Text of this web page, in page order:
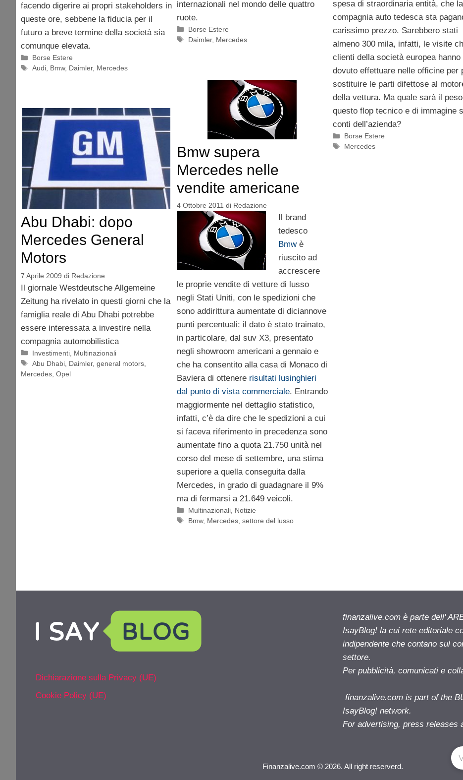
facendo digerire ai propri stakeholders in
queste ore, sebbene la fiducia per il
futuro a breve termine della società sia
comunque elevata.
Categorie
Borse Estere
Tag
Audi, Bmw, Daimler, Mercedes
internazionali nel mondo delle quattro
ruote.
Categorie
Borse Estere
Tag
Daimler, Mercedes
spesa di straordinaria entità, che la
compagnia auto tedesca sta
carissimo prezzo. Sarebbero stati
almeno 300 mila, infatti, le visite
clienti della società europea hanno
dovuto effettuare nelle officine per
sostituire le parti difettose al
della vettura. Ma quale sarà il
questo flop tecnico e di immagine
conti dell’azienda?
Categorie
Borse Estere
Tag
Mercedes
Bmw supera
Mercedes nelle
vendite americane
4 Ottobre 2011 di Redazione
Il brand
tedesco
Bmwè
riuscito ad
accrescere
le proprie vendite di vetture di lusso
negli Stati Uniti, con le spedizioni che
sono addirittura aumentate di diciannove
punti percentuali: il dato è stato trainato,
in particolare, dal suv X3, presentato
negli showroom americani a gennaio e
che ha consentito alla casa di Monaco di
Baviera di ottenere risultati lusinghieri
dal punto di vista commerciale. Entrando
maggiormente nel dettaglio statistico,
infatti, c’è da dire che le spedizioni a cui
si faceva riferimento in precedenza sono
aumentate fino a quota 21.750 unità nel
corso del mese di settembre, una stima
superiore a quella conseguita dalla
Mercedes, in grado di guadagnare il 9%
ma di fermarsi a 21.649 veicoli.
Categorie
Multinazionali Notizie
Tag
Bmw, Mercedes ,settore del lusso
Abu Dhabi: dopo
Mercedes General
Motors
7 Aprile 2009 di Redazione
Il giornale Westdeutsche Allgemeine
Zeitung ha rivelato in questi giorni che la
famiglia reale di Abu Dhabi potrebbe
essere interessata a investire nella
compagnia automobilistica
Categorie
Investimenti Multinazionali
Tag
Abu Dhabi Daimler,general motors
Mercedes Opel
Dichiarazione sulla Privacy (UE)
Cookie Policy (UE)
finanzalive.com è parte dell'
IsayBlog! la cui rete editoriale
indipendente che contano sul
settore.
Per pubblicità, comunicati e
finanzalive.com is part of the
IsayBlog! network.
For advertising, press releases
Finanzalive.com © 2026. All right reserverd.